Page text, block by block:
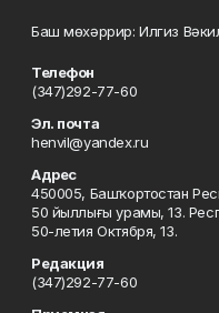
Баш мөхәррир: Илгиз
Телефон
(347)292-77-60
Эл. почта
henvil@yandex.ru
Адрес
450005, Башҡортостан
50 йыллығы урамы, 13.
50-летия Октября, 13.
Редакция
(347)292-77-60